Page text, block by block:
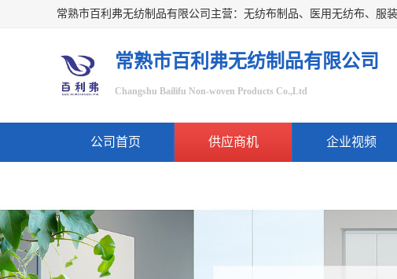
常熟市百利弗无纺制品有限公司
Changshu Bailifu Non-woven Products Co.,Ltd
公司首页 供应商机 企业视频